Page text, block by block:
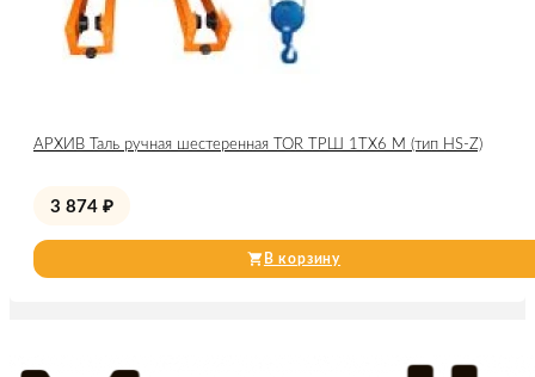
АРХИВ Таль ручная шестеренная TOR ТРШ 1ТХ6 М (тип HS-Z)
3 874 ₽
В корзину